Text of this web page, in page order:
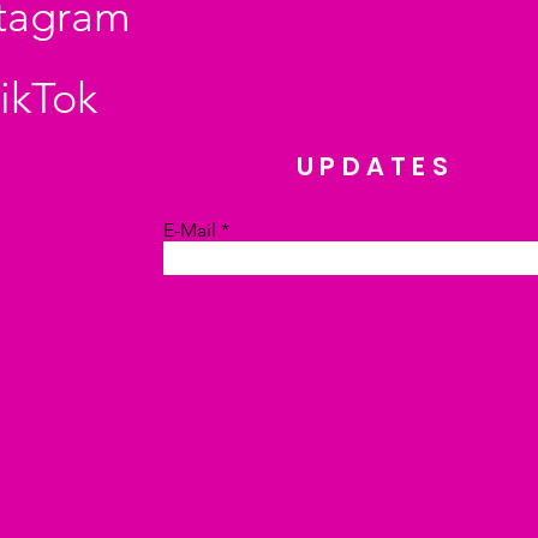
UPDATES
E-Mail